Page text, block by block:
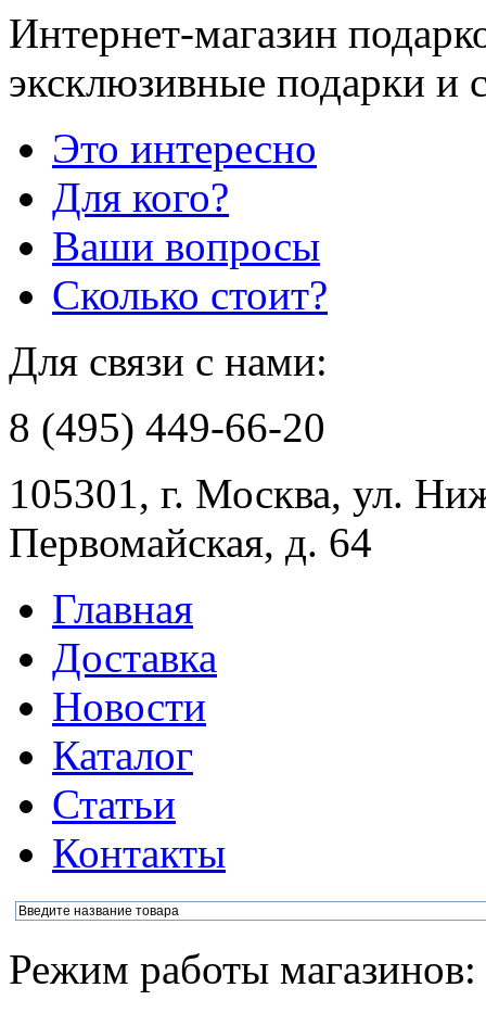
Интернет-магазин
эксклюзивные подарки и
Это интересно
Для кого?
Ваши вопросы
Сколько стоит?
Для связи с нами:
8 (495) 449-66-20
105301, г. Москва, ул.
Первомайская, д. 64
Главная
Доставка
Новости
Каталог
Статьи
Контакты
Режим работы магазинов: